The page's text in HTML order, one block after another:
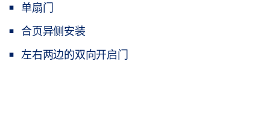
单扇门
合页异侧安装
左右两边的双向开启门